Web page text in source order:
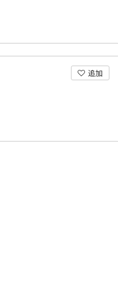
追加